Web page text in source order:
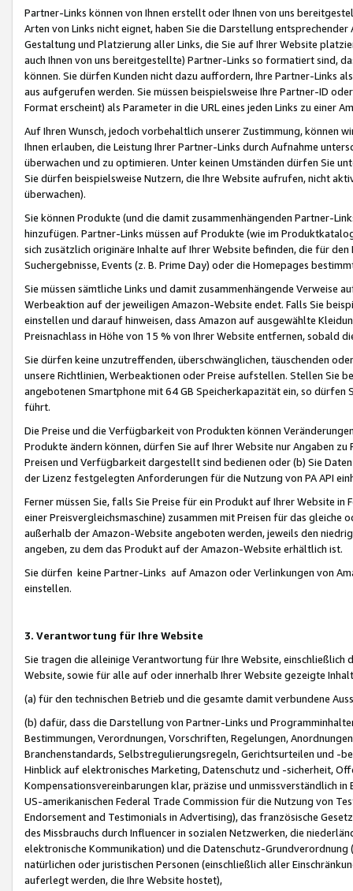
Partner-Links können von Ihnen erstellt oder Ihnen von uns
Arten von Links nicht eignet, haben Sie die Darstellung
Gestaltung und Platzierung aller Links, die Sie auf Ihrer Website
auch Ihnen von uns bereitgestellte) Partner-Links so formatiert sind,
können. Sie dürfen Kunden nicht dazu auffordern, Ihre Partner-Links
aus aufgerufen werden. Sie müssen beispielsweise Ihre Partner-ID
Format erscheint) als Parameter in die URL eines jeden Links zu einer
Auf Ihren Wunsch, jedoch vorbehaltlich unserer Zustimmung, können
Ihnen erlauben, die Leistung Ihrer Partner-Links durch Aufnahme
überwachen und zu optimieren. Unter keinen Umständen dürfen Sie
Sie dürfen beispielsweise Nutzern, die Ihre Website aufrufen, nicht
überwachen).
Sie können Produkte (und die damit zusammenhängenden Partner-
hinzufügen. Partner-Links müssen auf Produkte (wie im
sich zusätzlich originäre Inhalte auf Ihrer Website befinden, die für
Suchergebnisse, Events (z. B. Prime Day) oder die Homepages
Sie müssen sämtliche Links und damit zusammenhängende
Werbeaktion auf der jeweiligen Amazon-Website endet. Falls Sie
einstellen und darauf hinweisen, dass Amazon auf ausgewählte
Preisnachlass in Höhe von 15 % von Ihrer Website entfernen, sobald
Sie dürfen keine unzutreffenden, überschwänglichen, täuschenden
unsere Richtlinien, Werbeaktionen oder Preise aufstellen. Stellen Sie
angebotenen Smartphone mit 64 GB Speicherkapazität ein, so dürfen
führt.
Die Preise und die Verfügbarkeit von Produkten können
Produkte ändern können, dürfen Sie auf Ihrer Website nur Angaben
Preisen und Verfügbarkeit dargestellt sind bedienen oder (b) Sie
der Lizenz festgelegten Anforderungen für die Nutzung von PA API
Ferner müssen Sie, falls Sie Preise für ein Produkt auf Ihrer Website
einer Preisvergleichsmaschine) zusammen mit Preisen für das
außerhalb der Amazon-Website angeboten werden, jeweils den
angeben, zu dem das Produkt auf der Amazon-Website erhältlich ist.
Sie dürfen keine Partner-Links auf Amazon oder Verlinkungen von
einstellen.
3. Verantwortung für Ihre Website
Sie tragen die alleinige Verantwortung für Ihre Website,
Website, sowie für alle auf oder innerhalb Ihrer Website gezeigte
(a) für den technischen Betrieb und die gesamte damit verbundene
(b) dafür, dass die Darstellung von Partner-Links und
Bestimmungen, Verordnungen, Vorschriften, Regelungen,
Branchenstandards, Selbstregulierungsregeln, Gerichtsurteilen und -
Hinblick auf elektronisches Marketing, Datenschutz und -sicherheit,
Kompensationsvereinbarungen klar, präzise und unmissverständlich
US-amerikanischen Federal Trade Commission für die Nutzung von
Endorsement and Testimonials in Advertising), das französische
des Missbrauchs durch Influencer in sozialen Netzwerken, die
elektronische Kommunikation) und die Datenschutz-
natürlichen oder juristischen Personen (einschließlich aller
auferlegt werden, die Ihre Website hostet),